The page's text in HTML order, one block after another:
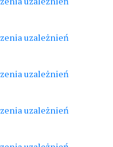
uzależnień
uzależnień
uzależnień